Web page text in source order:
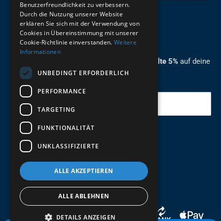
ZUM NEWSLETTER ANMELDEN
Melde dich jetzt zum Newsletter an und erhalte 5% auf deine
erste Bestellung.
Deine Email
Abschicken
German
Benutzerfreundlichkeit zu verbessern.
Durch die Nutzung unserer Website
erklären Sie sich mit der Verwendung von
Cookies in Übereinstimmung mit unserer
Cookie-Richtlinie einverstanden. Weitere
Informationen
UNBEDINGT ERFORDERLICH
PERFORMANCE
TARGETING
FUNKTIONALITÄT
UNKLASSIFIZIERTE
ALLE AKZEPTIEREN
ALLE ABLEHNEN
DETAILS ANZEIGEN